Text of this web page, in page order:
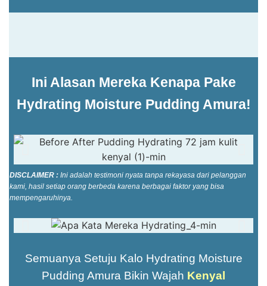
Ini Alasan Mereka Kenapa Pake
Hydrating Moisture Pudding Amura!
DISCLAIMER : Ini adalah testimoni nyata tanpa rekayasa dari pelanggan
kami, hasil setiap orang berbeda karena berbagai faktor yang bisa
mempengaruhinya.
Semuanya Setuju Kalo Hydrating Moisture
Pudding Amura Bikin Wajah Kenyal